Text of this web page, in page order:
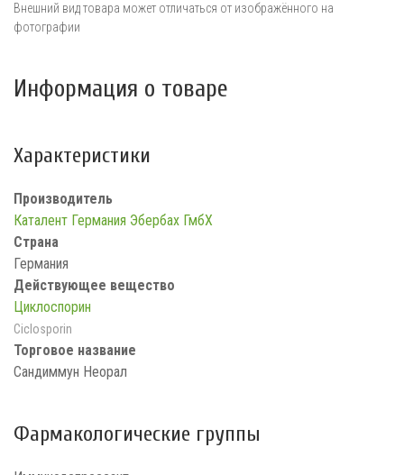
Внешний вид товара может отличаться от изображённого на
фотографии
Информация о товаре
Характеристики
Производитель
Каталент Германия Эбербах ГмбХ
Страна
Германия
Действующее вещество
Циклоспорин
Ciclosporin
Торговое название
Сандиммун Неорал
Фармакологические группы